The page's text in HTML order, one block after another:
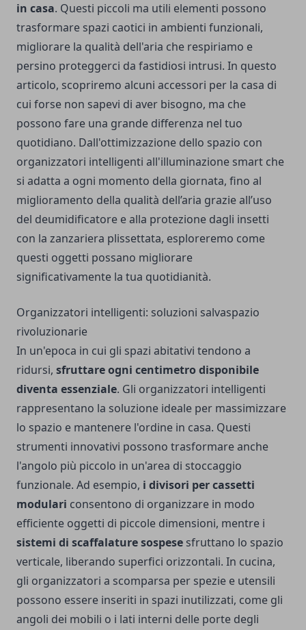
in casa. Questi piccoli ma utili elementi possono
trasformare spazi caotici in ambienti funzionali,
migliorare la qualità dell'aria che respiriamo e
persino proteggerci da fastidiosi intrusi. In questo
articolo, scopriremo alcuni accessori per la casa di
cui forse non sapevi di aver bisogno, ma che
possono fare una grande differenza nel tuo
quotidiano. Dall'ottimizzazione dello spazio con
organizzatori intelligenti all'illuminazione smart che
si adatta a ogni momento della giornata, fino al
miglioramento della qualità dell’aria grazie all’uso
del deumidificatore e alla protezione dagli insetti
con la zanzariera plissettata, esploreremo come
questi oggetti possano migliorare
significativamente la tua quotidianità.
Organizzatori intelligenti: soluzioni salvaspazio
rivoluzionarie
In un'epoca in cui gli spazi abitativi tendono a
ridursi, sfruttare ogni centimetro disponibile
diventa essenziale. Gli organizzatori intelligenti
rappresentano la soluzione ideale per massimizzare
lo spazio e mantenere l'ordine in casa. Questi
strumenti innovativi possono trasformare anche
l'angolo più piccolo in un'area di stoccaggio
funzionale. Ad esempio, i divisori per cassetti
modulari consentono di organizzare in modo
efficiente oggetti di piccole dimensioni, mentre i
sistemi di scaffalature sospese sfruttano lo spazio
verticale, liberando superfici orizzontali. In cucina,
gli organizzatori a scomparsa per spezie e utensili
possono essere inseriti in spazi inutilizzati, come gli
angoli dei mobili o i lati interni delle porte degli